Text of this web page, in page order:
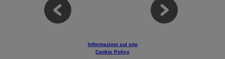
Informazioni sul sito
Cookie Policy